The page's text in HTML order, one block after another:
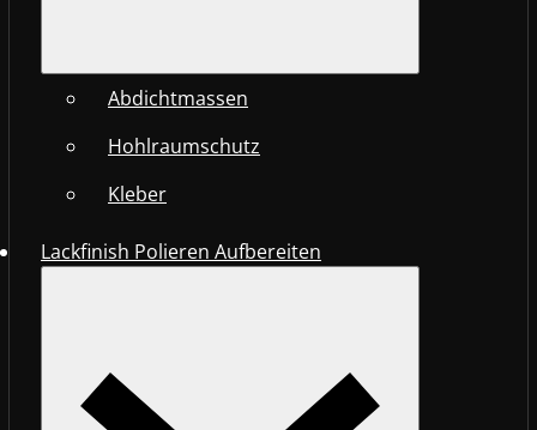
Abdichtmassen
Hohlraumschutz
Kleber
Lackfinish Polieren Aufbereiten